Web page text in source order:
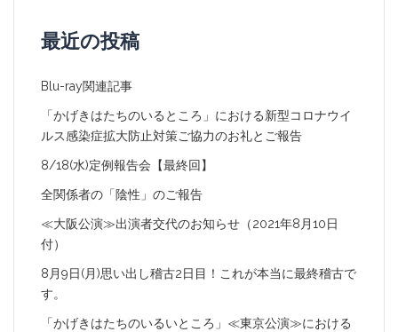
最近の投稿
Blu-ray関連記事
「かげきはたちのいるところ」における新型コロナウイ
ルス感染症拡大防止対策ご協力のお礼とご報告
8/18(水)定例報告会【最終回】
全関係者の「陰性」のご報告
≪大阪公演≫出演者交代のお知らせ（2021年8月10日
付）
8月9日(月)思い出し稽古2日目！これが本当に最終稽古で
す。
「かげきはたちのいるいところ」≪東京公演≫における